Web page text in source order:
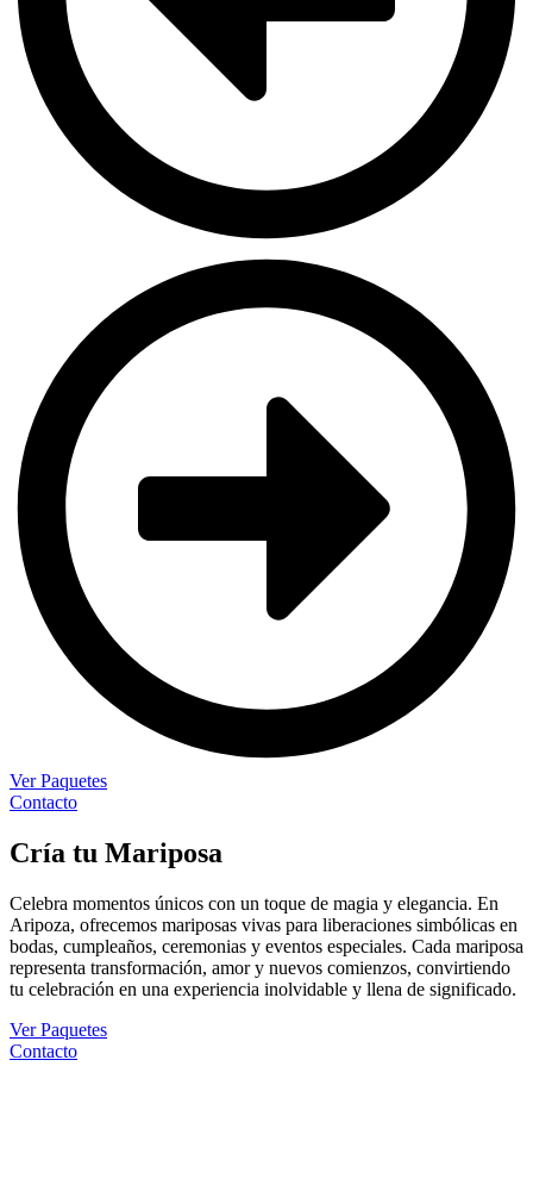
Ver Paquetes
Contacto
Cría tu Mariposa
Celebra momentos únicos con un toque de magia y elegancia. En
Aripoza, ofrecemos mariposas vivas para liberaciones simbólicas en
bodas, cumpleaños, ceremonias y eventos especiales. Cada mariposa
representa transformación, amor y nuevos comienzos, convirtiendo
tu celebración en una experiencia inolvidable y llena de significado.
Ver Paquetes
Contacto